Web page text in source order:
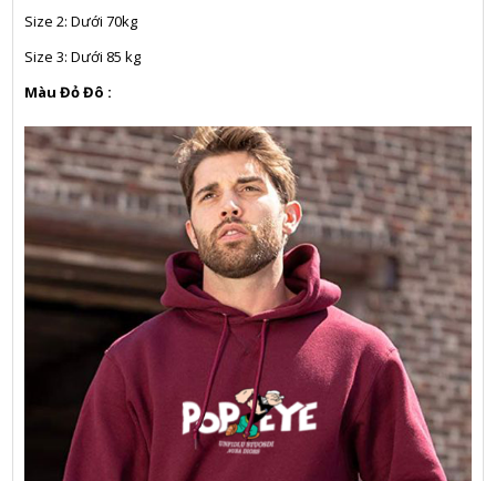
Size 2: Dưới 70kg
Size 3: Dưới 85 kg
Màu Đỏ Đô :